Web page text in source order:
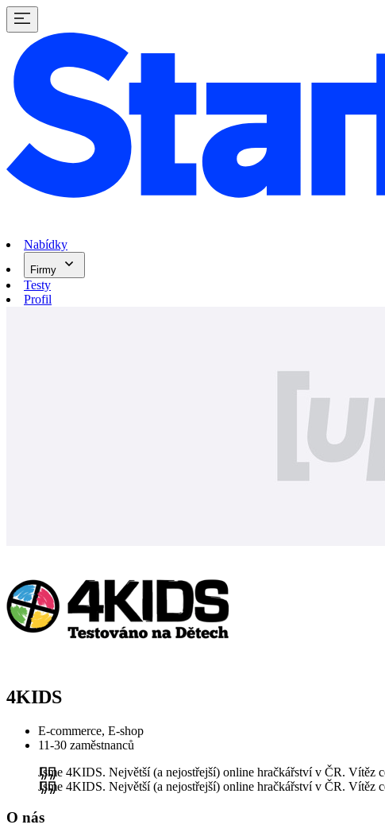
Nabídky
Firmy
Testy
Profil
4KIDS
E-commerce, E-shop
11-30 zaměstnanců
Jsme 4KIDS. Největší (a nejostřejší) online hračkářství v ČR. Vítěz
Jsme 4KIDS. Největší (a nejostřejší) online hračkářství v ČR. Vítěz
O nás